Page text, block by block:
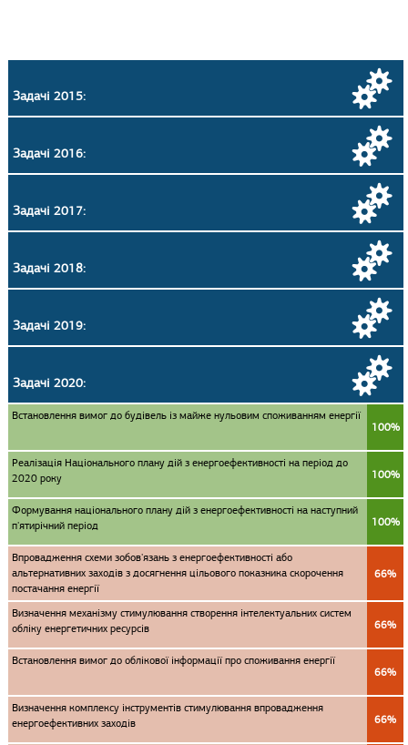
Задачі 2015:
Задачі 2016:
Задачі 2017:
Задачі 2018:
Задачі 2019:
Задачі 2020:
Встановлення вимог до будівель із майже нульовим споживанням енергії
100%
Реалізація Національного плану дій з енергоефективності на період до
2020 року
100%
Формування національного плану дій з енергоефективності на наступний
п'ятирічний період
100%
Впровадження схеми зобов'язань з енергоефективності або
альтернативних заходів з досягнення цільового показника скорочення
постачання енергії
66%
Визначення механізму стимулювання створення інтелектуальних систем
обліку енергетичних ресурсів
66%
Встановлення вимог до облікової інформації про споживання енергії
66%
Визначення комплексу інструментів стимулювання впровадження
енергоефективних заходів
66%